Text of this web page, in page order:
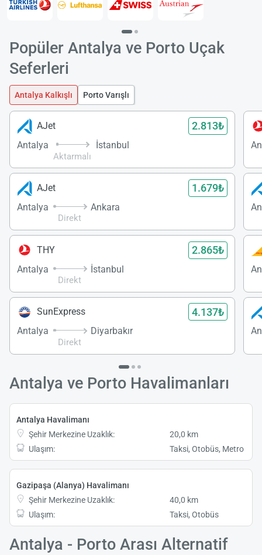
Popüler Antalya ve Porto Uçak
Seferleri
Antalya Kalkışlı Porto Varışlı
AJet 2.813₺
Antalya
Aktarmalı
İstanbul
AJet 1.679₺
Antalya
Direkt
Ankara
THY 2.865₺
Antalya
Direkt
İstanbul
SunExpress 4.137₺
Antalya
Direkt
Diyarbakır
Antalya ve Porto Havalimanları
Antalya Havalimanı
Şehir Merkezine Uzaklık:
20,0 km
Ulaşım:
Taksi, Otobüs, Metro
Gazipaşa (Alanya) Havalimanı
Şehir Merkezine Uzaklık:
40,0 km
Ulaşım:
Taksi, Otobüs
Antalya - Porto Arası Alternatif